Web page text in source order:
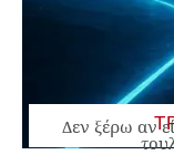
Δεν ξέρω αν